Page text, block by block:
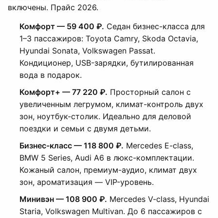
включены. Прайс 2026.
Комфорт — 59 400 ₽. Седан бизнес-класса для
1–3 пассажиров: Toyota Camry, Skoda Octavia,
Hyundai Sonata, Volkswagen Passat.
Кондиционер, USB-зарядки, бутилированная
вода в подарок.
Комфорт+ — 77 220 ₽. Просторный салон с
увеличенным легрумом, климат-контроль двух
зон, ноутбук-столик. Идеально для деловой
поездки и семьи с двумя детьми.
Бизнес-класс — 118 800 ₽. Mercedes E-class,
BMW 5 Series, Audi A6 в люкс-комплектации.
Кожаный салон, премиум-аудио, климат двух
зон, ароматизация — VIP-уровень.
Минивэн — 108 900 ₽. Mercedes V-class, Hyundai
Staria, Volkswagen Multivan. До 6 пассажиров с